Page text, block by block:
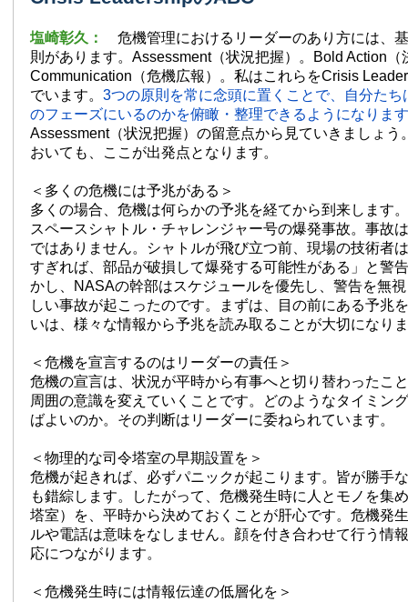
塩崎彰久： 危機管理におけるリーダーのあり方には、
則があります。Assessment（状況把握）。Bold Action（
Communication（危機広報）。私はこれらをCrisis
でいます。 3つの原則を常に念頭に置くことで、自分たち
のフェーズにいるのかを俯瞰・整理できるようになりま
Assessment（状況把握）の留意点から見ていきましょう
おいても、ここが出発点となります。
＜多くの危機には予兆がある＞
多くの場合、危機は何らかの予兆を経てから到来します
スペースシャトル・チャレンジャー号の爆発事故。事故
ではありません。シャトルが飛び立つ前、現場の技術者
すぎれば、部品が破損して爆発する可能性がある」と警
かし、NASAの幹部はスケジュールを優先し、警告を無
しい事故が起こったのです。まずは、目の前にある予兆
いは、様々な情報から予兆を読み取ることが大切になり
＜危機を宣言するのはリーダーの責任＞
危機の宣言は、状況が平時から有事へと切り替わったこ
周囲の意識を変えていくことです。どのようなタイミン
ばよいのか。その判断はリーダーに委ねられています。
＜物理的な司令塔室の早期設置を＞
危機が起きれば、必ずパニックが起こります。皆が勝手
も錯綜します。したがって、危機発生時に人とモノを集
塔室）を、平時から決めておくことが肝心です。危機発
ルや電話は意味をなしません。顔を付き合わせて行う情
応につながります。
＜危機発生時には情報伝達の低層化を＞